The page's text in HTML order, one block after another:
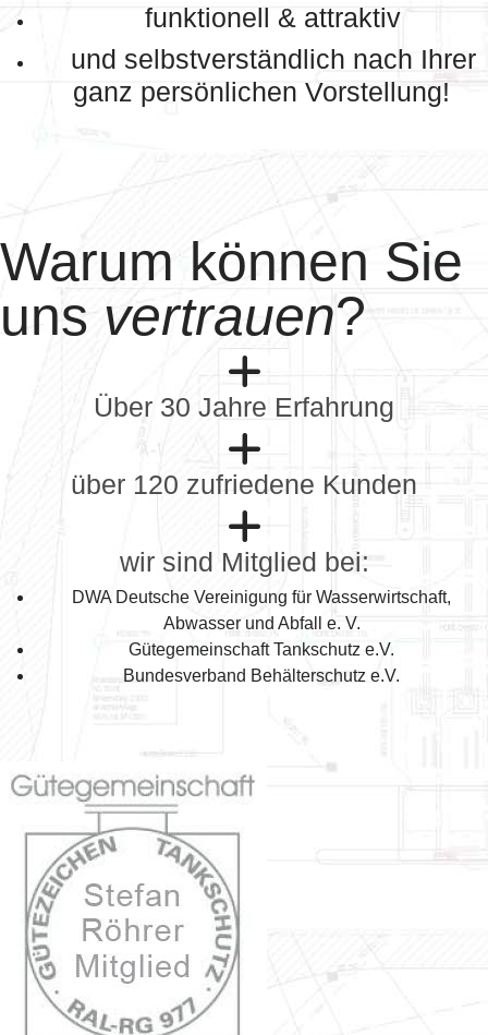
funktionell & attraktiv
und selbstverständlich nach Ihrer
ganz persönlichen Vorstellung!
Warum können Sie
uns vertrauen?
Über 30 Jahre Erfahrung
über 120 zufriedene Kunden
wir sind Mitglied bei:
DWA Deutsche Vereinigung für Wasserwirtschaft,
Abwasser und Abfall e. V.
Gütegemeinschaft Tankschutz e.V.
Bundesverband Behälterschutz e.V.